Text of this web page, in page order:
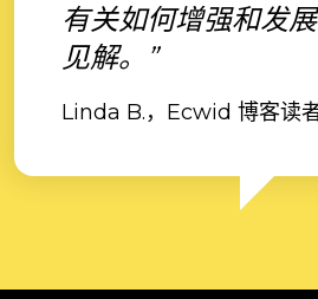
有关如何增强和发
见解。”
Linda B.，Ecwid 博客读